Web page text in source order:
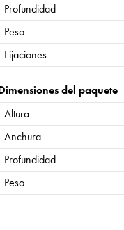
Profundidad
Peso
Fijaciones
del paquete
Altura
Anchura
Profundidad
Peso